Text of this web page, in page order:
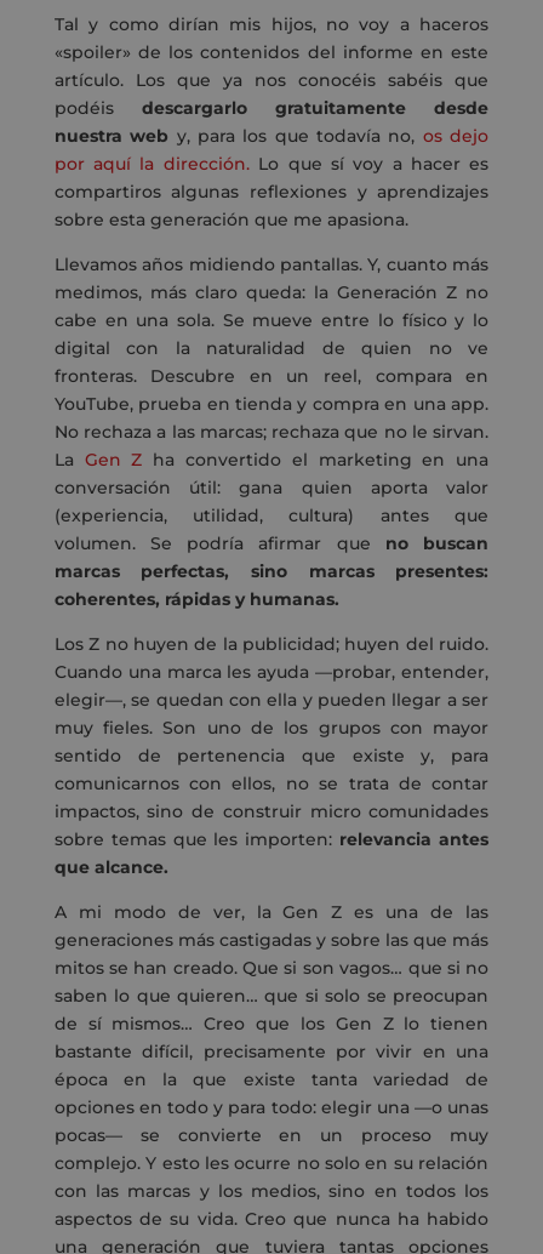
Tal y como dirían mis hijos, no voy a haceros
«spoiler» de los contenidos del informe en este
artículo. Los que ya nos conocéis sabéis que
podéis
descargarlo gratuitamente desde
nuestra web y, para los que todavía no, os dejo
por aquí la dirección. Lo que sí voy a hacer es
compartiros algunas reflexiones y aprendizajes
sobre esta generación que me apasiona.
Llevamos años midiendo pantallas. Y, cuanto más
medimos, más claro queda: la Generación Z no
cabe en una sola. Se mueve entre lo físico y lo
digital con la naturalidad de quien no ve
fronteras. Descubre en un reel, compara en
YouTube, prueba en tienda y compra en una app.
No rechaza a las marcas; rechaza que no le sirvan.
La Gen Z ha convertido el marketing en una
conversación útil: gana quien aporta valor
(experiencia, utilidad, cultura) antes que
volumen. Se podría afirmar que
no buscan
marcas perfectas, sino marcas presentes:
coherentes, rápidas y humanas.
Los Z no huyen de la publicidad; huyen del ruido.
Cuando una marca les ayuda —probar, entender,
elegir—, se quedan con ella y pueden llegar a ser
muy fieles. Son uno de los grupos con mayor
sentido de pertenencia que existe y, para
comunicarnos con ellos, no se trata de contar
impactos, sino de construir micro comunidades
sobre temas que les importen: relevancia antes
que alcance.
A mi modo de ver, la Gen Z es una de las
generaciones más castigadas y sobre las que más
mitos se han creado. Que si son vagos… que si no
saben lo que quieren… que si solo se preocupan
de sí mismos… Creo que los Gen Z lo tienen
bastante difícil, precisamente por vivir en una
época en la que existe tanta variedad de
opciones en todo y para todo: elegir una —o unas
pocas— se convierte en un proceso muy
complejo. Y esto les ocurre no solo en su relación
con las marcas y los medios, sino en todos los
aspectos de su vida. Creo que nunca ha habido
una generación que tuviera tantas opciones